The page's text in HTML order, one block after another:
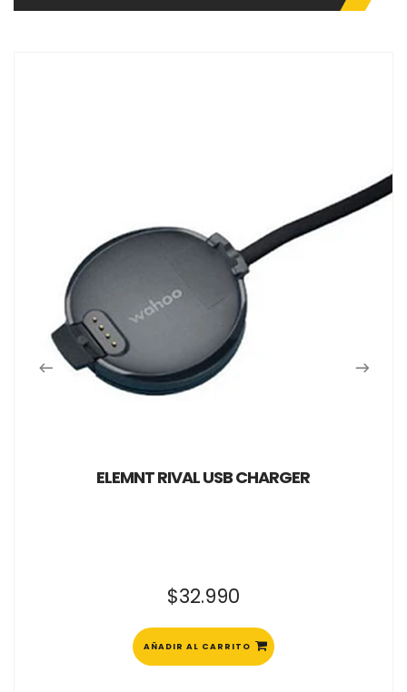
ELEMNT RIVAL USB CHARGER
$32.990
AÑADIR AL CARRITO